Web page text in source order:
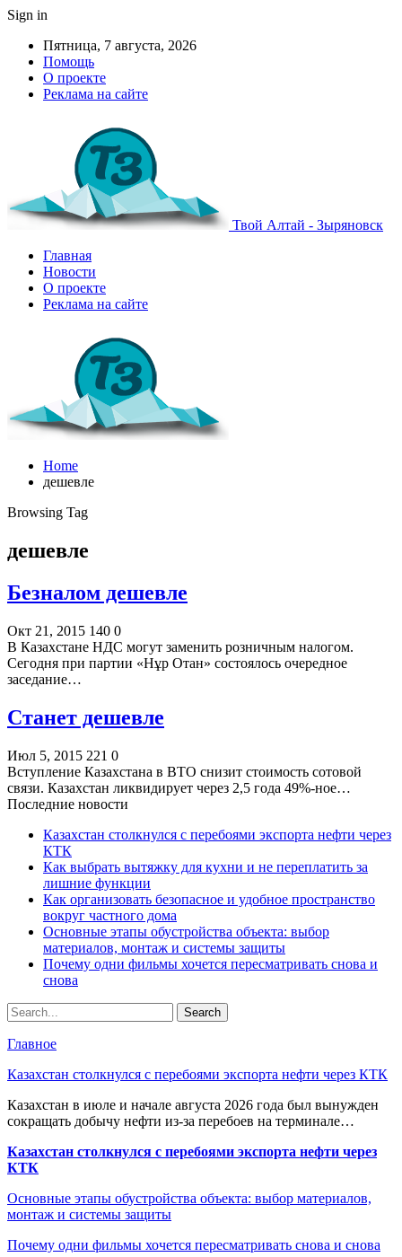
Sign in
Пятница, 7 августа, 2026
Помощь
О проекте
Реклама на сайте
Твой Алтай - Зыряновск
Главная
Новости
О проекте
Реклама на сайте
Home
дешевле
Browsing Tag
дешевле
Безналом дешевле
Окт 21, 2015 140 0
В Казахстане НДС могут заменить розничным налогом.
Сегодня при партии «Нұр Отан» состоялось очередное
заседание…
Станет дешевле
Июл 5, 2015 221 0
Вступление Казахстана в ВТО снизит стоимость сотовой
связи. Казахстан ликвидирует через 2,5 года 49%-ное…
Последние новости
Казахстан столкнулся с перебоями экспорта нефти через
КТК
Как выбрать вытяжку для кухни и не переплатить за
лишние функции
Как организовать безопасное и удобное пространство
вокруг частного дома
Основные этапы обустройства объекта: выбор
материалов, монтаж и системы защиты
Почему одни фильмы хочется пересматривать снова и
снова
Главное
Казахстан столкнулся с перебоями экспорта нефти через КТК
Казахстан в июле и начале августа 2026 года был вынужден
сокращать добычу нефти из-за перебоев на терминале…
Казахстан столкнулся с перебоями экспорта нефти через
КТК
Основные этапы обустройства объекта: выбор материалов,
монтаж и системы защиты
Почему одни фильмы хочется пересматривать снова и снова